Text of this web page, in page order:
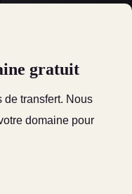
gratuit
de transfert. Nous
domaine pour